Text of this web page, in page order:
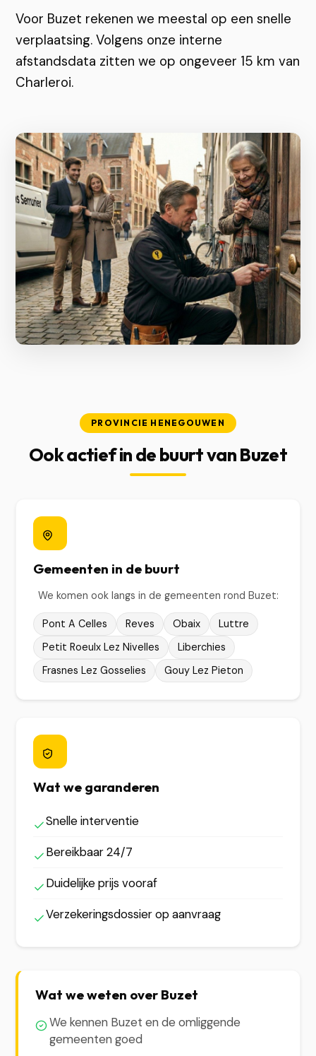
Voor Buzet rekenen we meestal op een snelle
verplaatsing. Volgens onze interne
afstandsdata zitten we op ongeveer 15 km van
Charleroi.
PROVINCIE HENEGOUWEN
Ook actief in de buurt van Buzet
Gemeenten in de buurt
We komen ook langs in de gemeenten rond Buzet:
Pont A Celles Reves Obaix
Luttre
Petit Roeulx Lez Nivelles
Liberchies
Frasnes Lez Gosselies
Gouy Lez Pieton
Wat we garanderen
Snelle interventie
Bereikbaar 24/7
Duidelijke prijs vooraf
Verzekeringsdossier op aanvraag
Wat we weten over Buzet
We kennen Buzet en de omliggende
gemeenten goed